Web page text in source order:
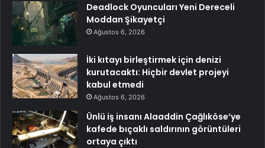
Deadlock Oyuncuları Yeni Dereceli
Moddan Şikayetçi
Ağustos 6, 2026
İki kıtayı birleştirmek için denizi
kurutacaktı: Hiçbir devlet projeyi
kabul etmedi
Ağustos 6, 2026
Ünlü iş insanı Alaaddin Çağlıköse’ye
kafede bıçaklı saldırının görüntüleri
ortaya çıktı